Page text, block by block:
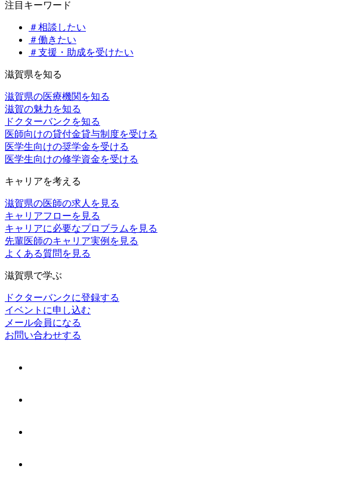
注目キーワード
＃相談したい
＃働きたい
＃支援・助成を受けたい
滋賀県を知る
滋賀県の医療機関を知る
滋賀の魅力を知る
ドクターバンクを知る
医師向けの貸付金貸与制度を受ける
医学生向けの奨学金を受ける
医学生向けの修学資金を受ける
キャリアを考える
滋賀県の医師の求人を見る
キャリアフローを見る
キャリアに必要なプロブラムを見る
先輩医師のキャリア実例を見る
よくある質問を見る
滋賀県で学ぶ
ドクターバンクに登録する
イベントに申し込む
メール会員になる
お問い合わせする